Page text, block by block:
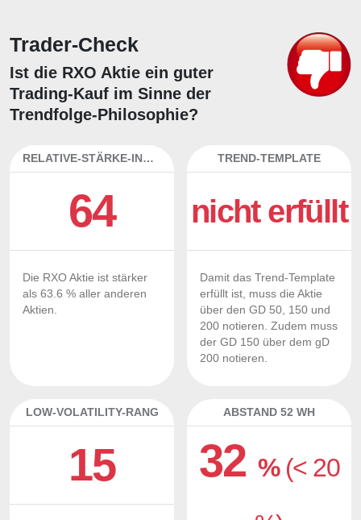
Trader-Check
Ist die RXO Aktie ein guter
Trading-Kauf im Sinne der
Trendfolge-Philosophie?
RELATIVE-STÄRKE-INDEX
64
Die RXO Aktie ist stärker
als 63.6 % aller anderen
Aktien.
TREND-TEMPLATE
nicht erfüllt
Damit das Trend-Template
erfüllt ist, muss die Aktie
über den GD 50, 150 und
200 notieren. Zudem muss
der GD 150 über dem gD
200 notieren.
LOW-VOLATILITY-RANG
15
ABSTAND 52 WH
32% (< 20